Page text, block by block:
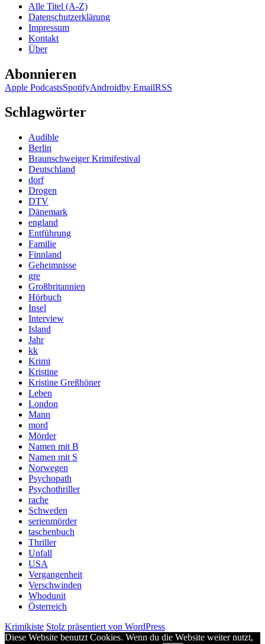
Alle Titel (A-Z)
Datenschutzerklärung
Impressum
Kontakt
Über
Abonnieren
Apple PodcastsSpotifyAndroidby EmailRSS
Schlagwörter
Audible
Berlin
Braunschweiger Krimifestival
Deutschland
dorf
Drogen
DTV
Dänemark
england
Entführung
Familie
Finnland
Geheimnisse
gre
Großbritannien
Hörbuch
Insel
Interview
Island
Jahr
kk
Krimi
Kristine
Kristine Greßhöner
Leben
London
Mann
mord
Mörder
Namen mit B
Namen mit S
Norwegen
Psychopath
Psychothriller
rache
Schweden
serienmörder
taschenbuch
Thriller
Unfall
USA
Vergangenheit
Verschwinden
Whodunit
Österreich
Krimikiste Stolz präsentiert von WordPress
Diese Website benutzt Cookies. Wenn du die Website weiter nutzt,